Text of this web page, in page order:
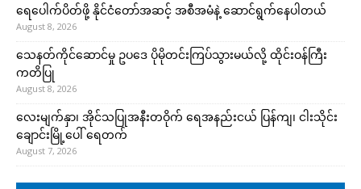
ရေပေါက်ပိတ်ဖို့ နိုင်ငံတော်အဆင့် အစီအမံနဲ့ ဆောင်ရွက်နေပါတယ်
August 8, 2026
သေနတ်ကိုင်ဆောင်မှု ဥပဒေ ပိုမိုတင်းကြပ်သွားမယ်လို့ ထိုင်းဝန်ကြီး
ကတိပြု
August 8, 2026
လေးမျက်နှာ၊ အိုင်သပြုအနီးတဝိုက် ရေအနည်းငယ် ပြန်ကျ၊ ငါးသိုင်း
ချောင်းမြို့ပေါ် ရေတက်
August 7, 2026